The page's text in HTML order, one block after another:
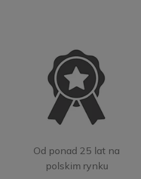
Od ponad 25 lat na
polskim rynku